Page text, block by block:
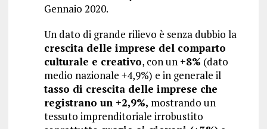
Gennaio 2020.
Un dato di grande rilievo è senza dubbio la
crescita delle imprese del comparto
culturale e creativo, con un +8% (dato
medio nazionale +4,9%) e in generale il
tasso di crescita delle imprese che
registrano un +2,9%, mostrando un
tessuto imprenditoriale irrobustito